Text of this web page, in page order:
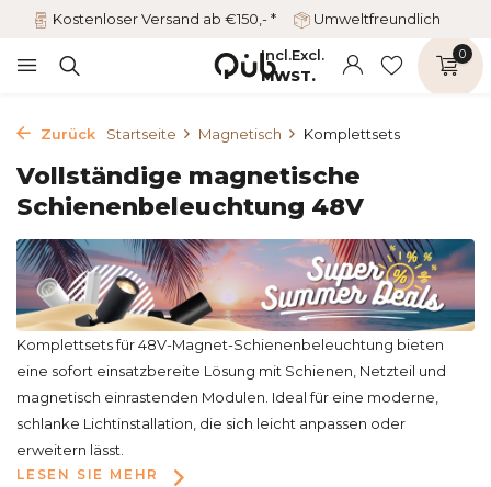
Kostenloser Versand ab €150,- * Umweltfreundlich
Incl.Excl.
MWST.
0
Zurück Startseite Magnetisch Komplettsets
Vollständige magnetische
Schienenbeleuchtung 48V
Komplettsets für 48V-Magnet-Schienenbeleuchtung bieten
eine sofort einsatzbereite Lösung mit Schienen, Netzteil und
magnetisch einrastenden Modulen. Ideal für eine moderne,
schlanke Lichtinstallation, die sich leicht anpassen oder
erweitern lässt.
LESEN SIE MEHR